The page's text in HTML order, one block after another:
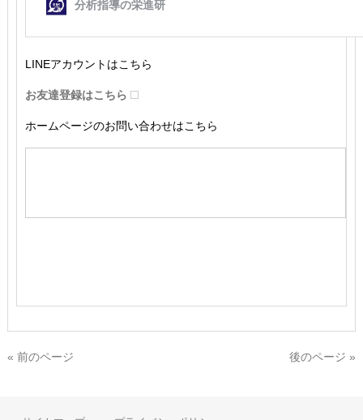
LINEアカウントはこちら
お友達登録はこちら
ホームページのお問い合わせはこちら
« 前のページ 後のページ »